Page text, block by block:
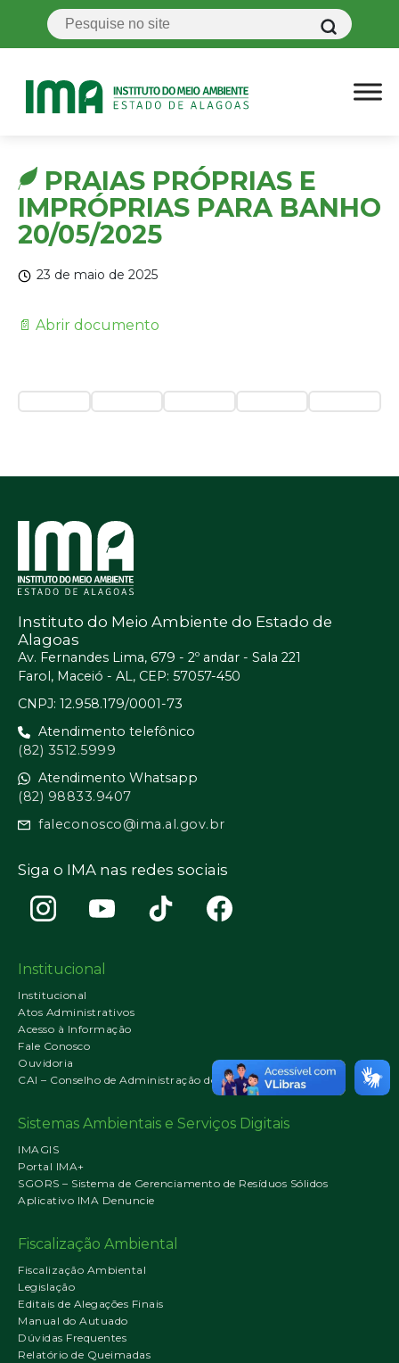
PRAIAS PRÓPRIAS E
IMPRÓPRIAS PARA BANHO
20/05/2025
23 de maio de 2025
📄 Abrir documento
Instituto do Meio Ambiente do Estado de
Alagoas
Av. Fernandes Lima, 679 - 2º andar - Sala 221
Farol, Maceió - AL, CEP: 57057-450
CNPJ: 12.958.179/0001-73
Atendimento telefônico
(82) 3512.5999
Atendimento Whatsapp
(82) 98833.9407
faleconosco@ima.al.gov.br
Siga o IMA nas redes sociais
Institucional
Institucional
Atos Administrativos
Acesso à Informação
Fale Conosco
Ouvidoria
CAI – Conselho de Administração do IMA
Sistemas Ambientais e Serviços Digitais
IMAGIS
Portal IMA+
SGORS – Sistema de Gerenciamento de Resíduos Sólidos
Aplicativo IMA Denuncie
Fiscalização Ambiental
Fiscalização Ambiental
Legislação
Editais de Alegações Finais
Manual do Autuado
Dúvidas Frequentes
Relatório de Queimadas